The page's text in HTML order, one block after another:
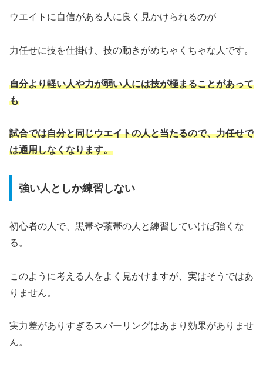
ウエイトに自信がある人に良く見かけられるのが
力任せに技を仕掛け、技の動きがめちゃくちゃな人です。
自分より軽い人や力が弱い人には技が極まることがあって
も
試合では自分と同じウエイトの人と当たるので、力任せで
は通用しなくなります。
強い人としか練習しない
初心者の人で、黒帯や茶帯の人と練習していけば強くな
る。
このように考える人をよく見かけますが、実はそうではあ
りません。
実力差がありすぎるスパーリングはあまり効果がありませ
ん。